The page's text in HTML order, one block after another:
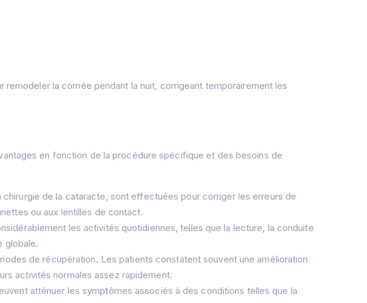
la cornée pendant la nuit, corrigeant temporairement les
en fonction de la procédure spécifique et des besoins de
de la cataracte, sont effectuées pour corriger les erreurs de
ou aux lentilles de contact.
les activités quotidiennes, telles que la lecture, la conduite
globale.
de récupération. Les patients constatent souvent une amélioration
activités normales assez rapidement.
atténuer les symptômes associés à des conditions telles que la